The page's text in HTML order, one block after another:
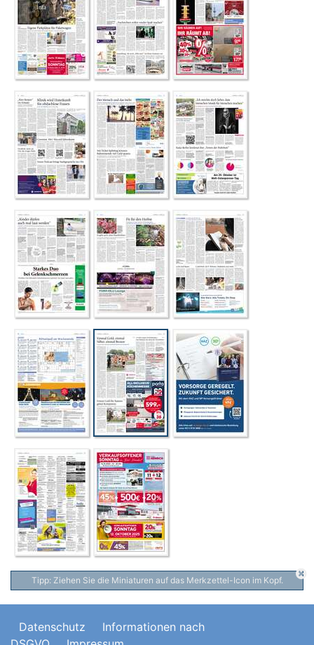
Tipp: Ziehen Sie die Miniaturen auf das Merkzettel-Icon im Kopf.
Datenschutz
Informationen nach